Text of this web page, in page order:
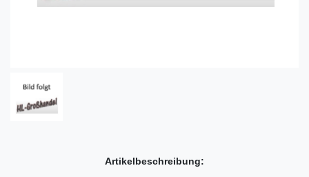
Artikelbeschreibung: